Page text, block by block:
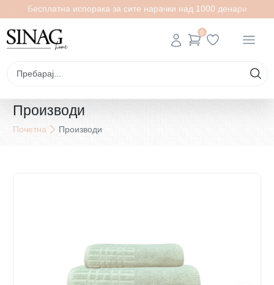
Бесплатна испорака за сите нарачки над 1000 денари
0
Производи
Почетна Производи